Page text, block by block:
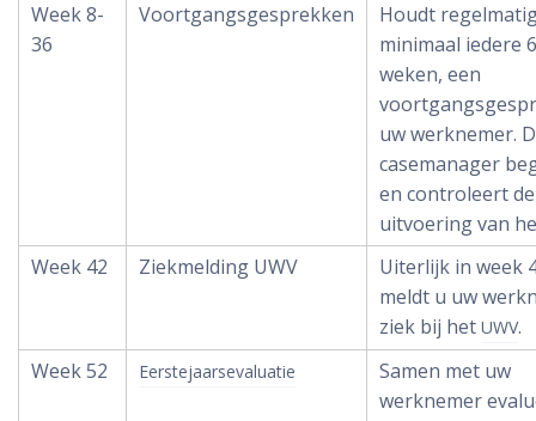
Week 8-
36
Voortgangsgesprekken
Houdt
minimaal iedere 6
weken, een
uw werknemer.
casemanager
en controleert de
uitvoering van
Week 42
Ziekmelding UWV
Uiterlijk in week
meldt u uw
ziek bij het UWV.
Week 52
Eerstejaarsevaluatie
Samen met uw
werknemer